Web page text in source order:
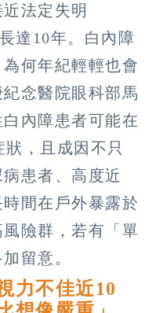
法定失明
達10年。白內障
何年紀輕輕也會
念醫院眼科部馬
內障患者可能在
，且成因不只
患者、高度近
間在戶外暴露於
險群，若有「單
留意。
力不佳近10